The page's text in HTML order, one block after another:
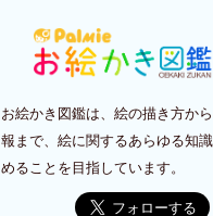
お絵かき図鑑は、絵の描き方か
報まで、絵に関するあらゆる知
めることを目指しています。